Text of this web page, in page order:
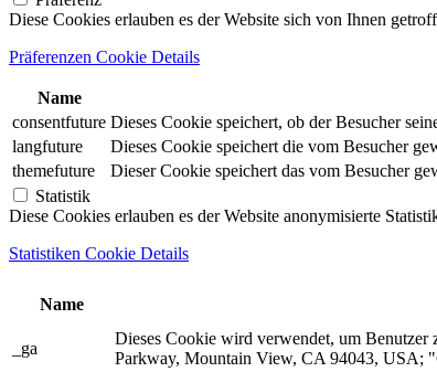
Diese Cookies erlauben es der Website sich von Ihnen
Präferenzen Cookie Details
Name
consentfuture Dieses Cookie speichert, ob der Besucher
langfuture
Dieses Cookie speichert die vom Besucher
themefuture
Dieser Cookie speichert das vom Besucher
Statistik
Diese Cookies erlauben es der Website anonymisierte
Statistiken Cookie Details
Name
_ga
Dieses Cookie wird verwendet, um Benutzer
Parkway, Mountain View, CA 94043, USA;